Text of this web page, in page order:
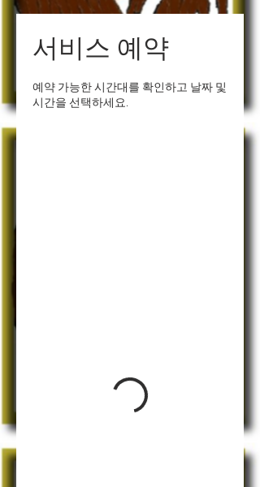
서비스 예약
예약 가능한 시간대를 확인하고 날짜 및
시간을 선택하세요.